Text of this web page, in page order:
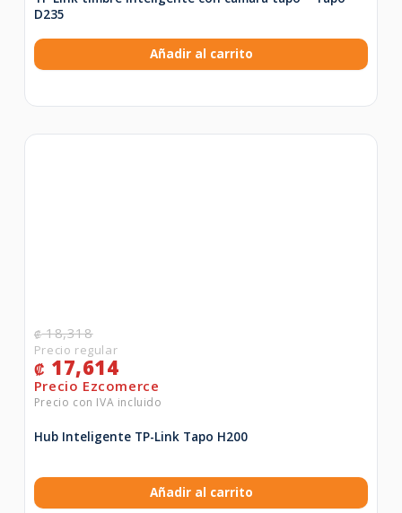
D235
Añadir al carrito
₡18,318
₡ 17,614
Hub Inteligente TP-Link Tapo H200
Añadir al carrito